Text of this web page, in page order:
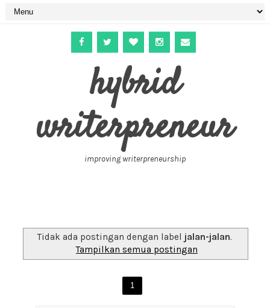
hybrid
writerpreneur
improving writerpreneurship
Tidak ada postingan dengan label jalan-jalan.
Tampilkan semua postingan
1